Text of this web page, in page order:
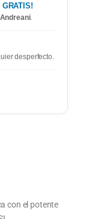
Andreani.
desperfecto.
con el potente